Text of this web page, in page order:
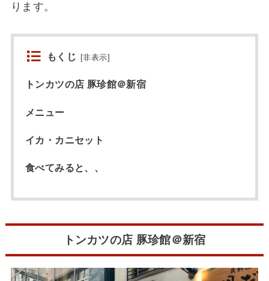
ります。
もくじ [非表示]
トンカツの店 豚珍館＠新宿
メニュー
イカ・カニセット
食べてみると、、
トンカツの店 豚珍館＠新宿